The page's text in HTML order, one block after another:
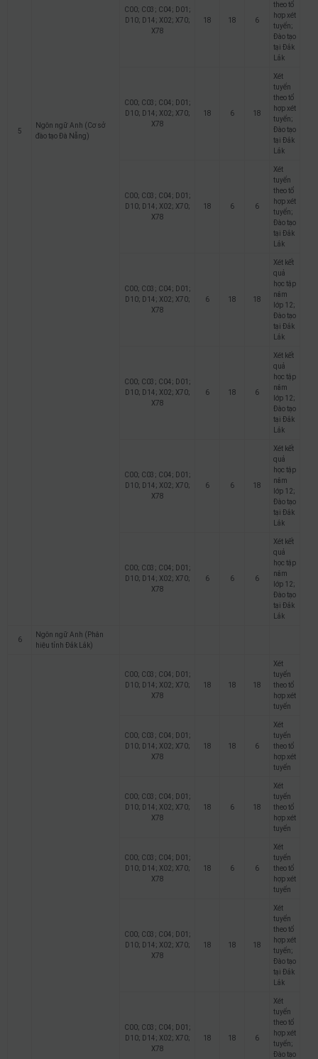
5
Ngôn ngữ Anh (Cơ sở
đào tạo Đà Nẵng)
C00; C03; C04; D01;
D10; D14; X02; X70;
X78
18 18 6
theo tổ
hợp xét
tuyển;
Đào tạo
tại Đắk
Lắk
C00; C03; C04; D01;
D10; D14; X02; X70;
X78
18 6 18
Xét
tuyển
theo tổ
hợp xét
tuyển;
Đào tạo
tại Đắk
Lắk
C00; C03; C04; D01;
D10; D14; X02; X70;
X78
18 6 6
Xét
tuyển
theo tổ
hợp xét
tuyển;
Đào tạo
tại Đắk
Lắk
C00; C03; C04; D01;
D10; D14; X02; X70;
X78
6 18 18
Xét kết
quả
học tập
năm
lớp 12;
Đào tạo
tại Đắk
Lắk
C00; C03; C04; D01;
D10; D14; X02; X70;
X78
6 18 6
Xét kết
quả
học tập
năm
lớp 12;
Đào tạo
tại Đắk
Lắk
C00; C03; C04; D01;
D10; D14; X02; X70;
X78
6 6 18
Xét kết
quả
học tập
năm
lớp 12;
Đào tạo
tại Đắk
Lắk
C00; C03; C04; D01;
D10; D14; X02; X70;
X78
6 6 6
Xét kết
quả
học tập
năm
lớp 12;
Đào tạo
tại Đắk
Lắk
6
Ngôn ngữ Anh (Phân
hiệu tỉnh Đắk Lắk)
C00; C03; C04; D01;
D10; D14; X02; X70;
X78
18 18 18
Xét
tuyển
theo tổ
hợp xét
tuyển
C00; C03; C04; D01;
D10; D14; X02; X70;
X78
18 18 6
Xét
tuyển
theo tổ
hợp xét
tuyển
C00; C03; C04; D01;
D10; D14; X02; X70;
X78
18 6 18
Xét
tuyển
theo tổ
hợp xét
tuyển
C00; C03; C04; D01;
D10; D14; X02; X70;
X78
18 6 6
Xét
tuyển
theo tổ
hợp xét
tuyển
C00; C03; C04; D01;
D10; D14; X02; X70;
X78
18 18 18
Xét
tuyển
theo tổ
hợp xét
tuyển;
Đào tạo
tại Đắk
Lắk
C00; C03; C04; D01;
D10; D14; X02; X70;
X78
18 18 6
Xét
tuyển
theo tổ
hợp xét
tuyển;
Đào tạo